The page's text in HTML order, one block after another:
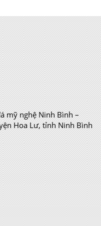
mỹ nghệ Ninh Bình –
Hoa Lư, tỉnh Ninh Bình